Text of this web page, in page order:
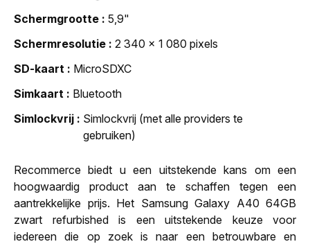
Schermgrootte
5,9"
Schermresolutie
2 340 x 1 080 pixels
SD-kaart
MicroSDXC
Simkaart
Bluetooth
Simlockvrij
Simlockvrij (met alle providers te
gebruiken)
Recommerce biedt u een uitstekende kans om een
hoogwaardig product aan te schaffen tegen een
aantrekkelijke prijs. Het Samsung Galaxy A40 64GB
zwart refurbished is een uitstekende keuze voor
iedereen die op zoek is naar een betrouwbare en